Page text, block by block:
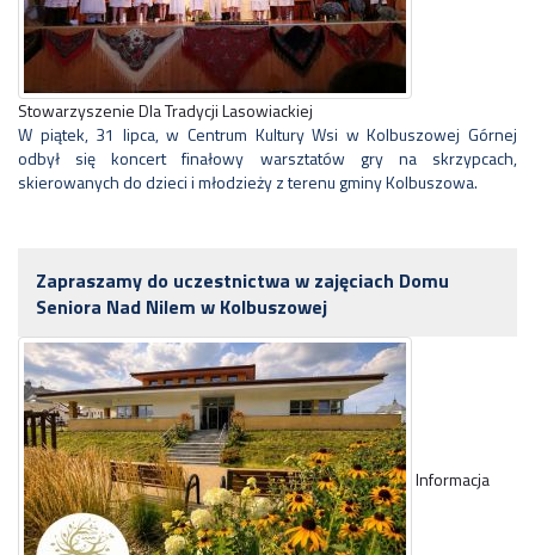
Stowarzyszenie Dla Tradycji Lasowiackiej
W piątek, 31 lipca, w Centrum Kultury Wsi w Kolbuszowej Górnej
odbył się koncert finałowy warsztatów gry na skrzypcach,
skierowanych do dzieci i młodzieży z terenu gminy Kolbuszowa.
Zapraszamy do uczestnictwa w zajęciach Domu
Seniora Nad Nilem w Kolbuszowej
Informacja